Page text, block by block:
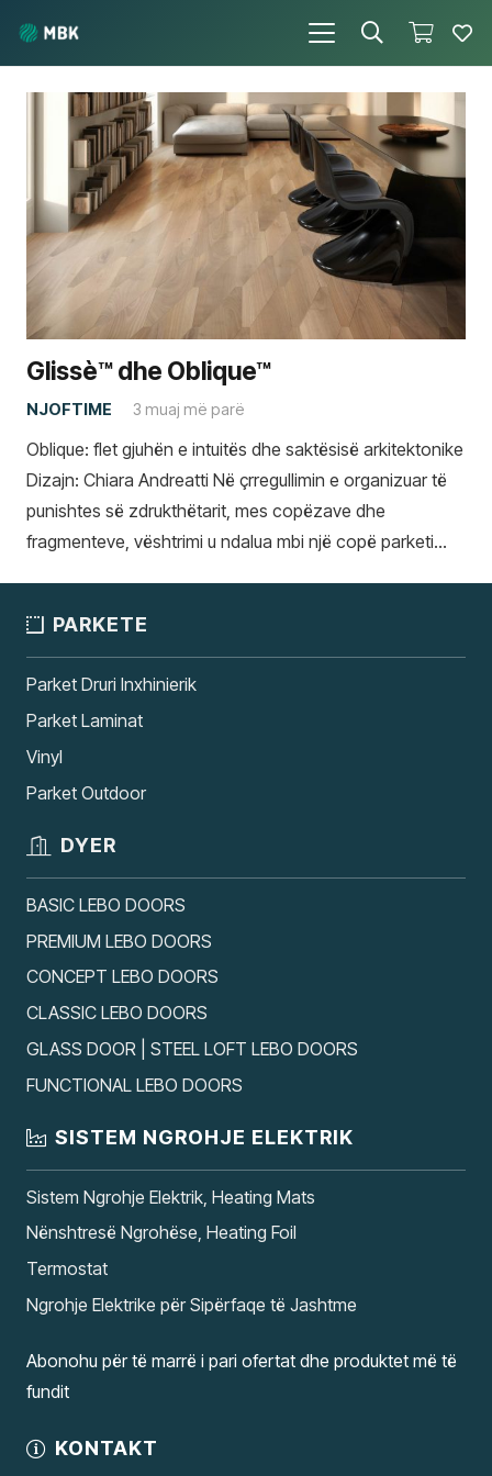
Glissè™ dhe Oblique™
NJOFTIME 3 muaj më parë
Oblique: flet gjuhën e intuitës dhe saktësisë arkitektonike
Dizajn: Chiara Andreatti Në çrregullimin e organizuar të
punishtes së zdrukthëtarit, mes copëzave dhe
fragmenteve, vështrimi u ndalua mbi një copë parketi…
PARKETE
Parket Druri Inxhinierik
Parket Laminat
Vinyl
Parket Outdoor
DYER
BASIC LEBO DOORS
PREMIUM LEBO DOORS
CONCEPT LEBO DOORS
CLASSIC LEBO DOORS
GLASS DOOR | STEEL LOFT LEBO DOORS
FUNCTIONAL LEBO DOORS
SISTEM NGROHJE ELEKTRIK
Sistem Ngrohje Elektrik, Heating Mats
Nënshtresë Ngrohëse, Heating Foil
Termostat
Ngrohje Elektrike për Sipërfaqe të Jashtme
Abonohu për të marrë i pari ofertat dhe produktet më të
fundit
KONTAKT